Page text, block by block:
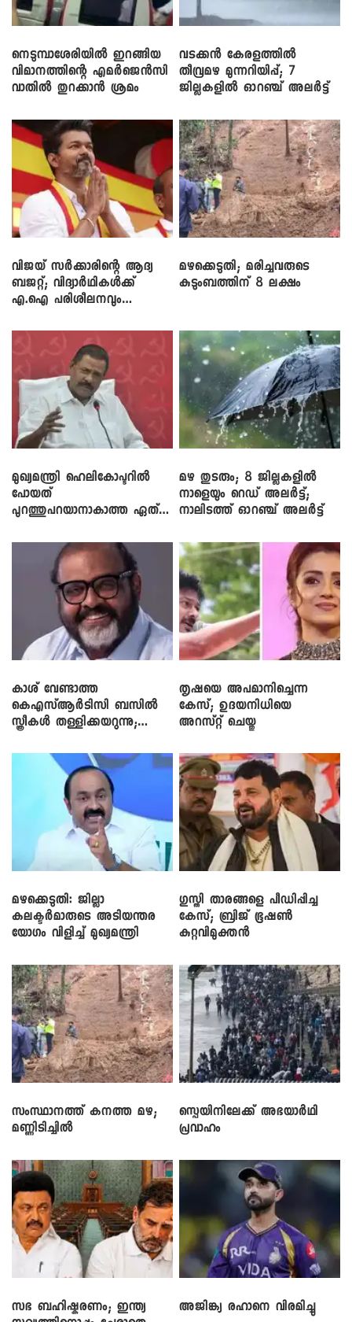
നെടുമ്പാശേരിയിൽ ഇറങ്ങിയ
വിമാനത്തിന്റെ എമർജെൻസി
വാതിൽ തുറക്കാൻ ശ്രമം
വടക്കൻ കേരളത്തിൽ
തീവ്രമഴ മുന്നറിയിപ്പ്; 7
ജില്ലകളിൽ ഓറഞ്ച് അലർട്ട്
വിജയ് സർക്കാരിന്റെ ആദ്യ
ബജറ്റ്; വിദ്യാർഥികൾക്ക്
എ.ഐ പരിശീലനവും
മഴക്കെടുതി; മരിച്ചവരുടെ
കുടുംബത്തിന് 8 ലക്ഷം
മുഖ്യമന്ത്രി ഹെലികോപ്ടറിൽ
പോയത്
പുറത്തുപറയാനാകാത്ത ഏത്
മഴ തുടരും; 8 ജില്ലകളിൽ
നാളെയും റെഡ് അലർട്ട്;
നാലിടത്ത് ഓറഞ്ച് അലർട്ട്
കാശ് വേണ്ടാത്ത
കെഎസ്ആർടിസി ബസിൽ
സ്ത്രീകൾ തള്ളിക്കയറുന്നു;
തൃഷയെ അപമാനിച്ചെന്ന
കേസ്; ഉദയനിധിയെ
അറസ്റ്റ് ചെയ്തു
മഴക്കെടുതി: ജില്ലാ
കലക്ടർമാരുടെ അടിയന്തര
യോഗം വിളിച്ച് മുഖ്യമന്ത്രി
​ഗുസ്തി താരങ്ങളെ പീഡിപ്പിച്ച
കേസ്; ബ്രിജ് ഭൂഷൺ
കുറ്റവിമുക്തൻ
സംസ്ഥാനത്ത് കനത്ത മഴ;
മണ്ണിടിച്ചിൽ
സ്പെയിനിലേക്ക് അഭയാർഥി
പ്രവാഹം
സഭ ബഹിഷ്കരണം; ഇന്ത്യ
അജിങ്ക്യ രഹാനെ വിരമിച്ചു